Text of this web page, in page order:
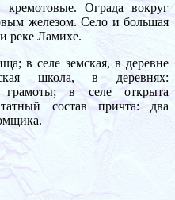
Ограда вокруг
железом. Село и большая
реке Ламихе.
в селе земская, в деревне
школа, в деревнях:
в селе открыта
состав причта: два